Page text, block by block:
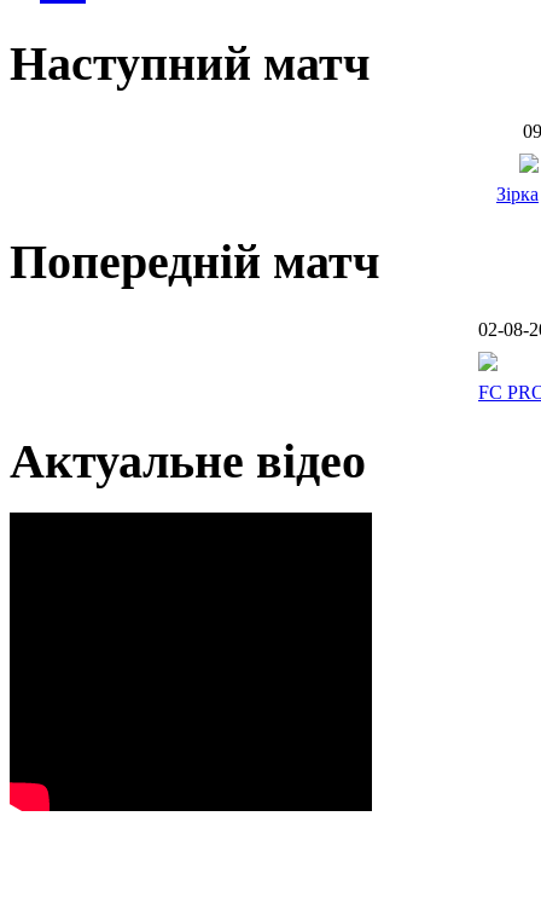
Наступний матч
Зірка
Попередній матч
02-08-
FC
Актуальне відео